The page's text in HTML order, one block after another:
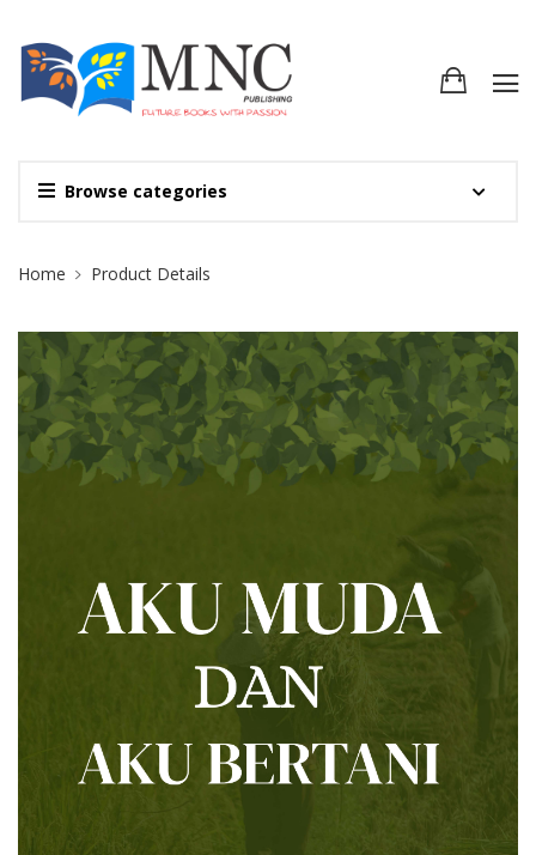
Browse categories
Site Breadcrumb
Home Product Details